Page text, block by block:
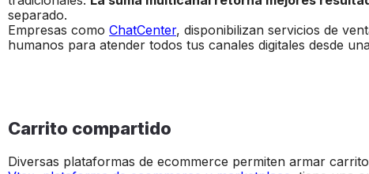
separado.
Empresas como ChatCenter, disponibilizan servicios de
humanos para atender todos tus canales digitales desde
Carrito compartido
Diversas plataformas de ecommerce permiten armar